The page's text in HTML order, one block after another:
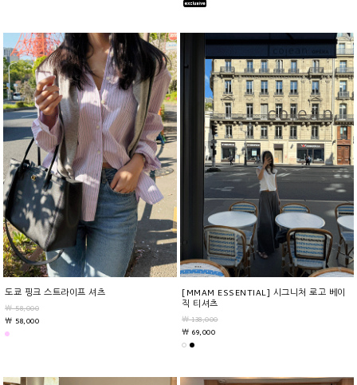
도쿄 핑크 스트라이프 셔츠
￦ 58,000
￦ 58,000
[MMAM ESSENTIAL] 시그니처 로고 베이
직 티셔츠
￦ 138,000
￦ 69,000